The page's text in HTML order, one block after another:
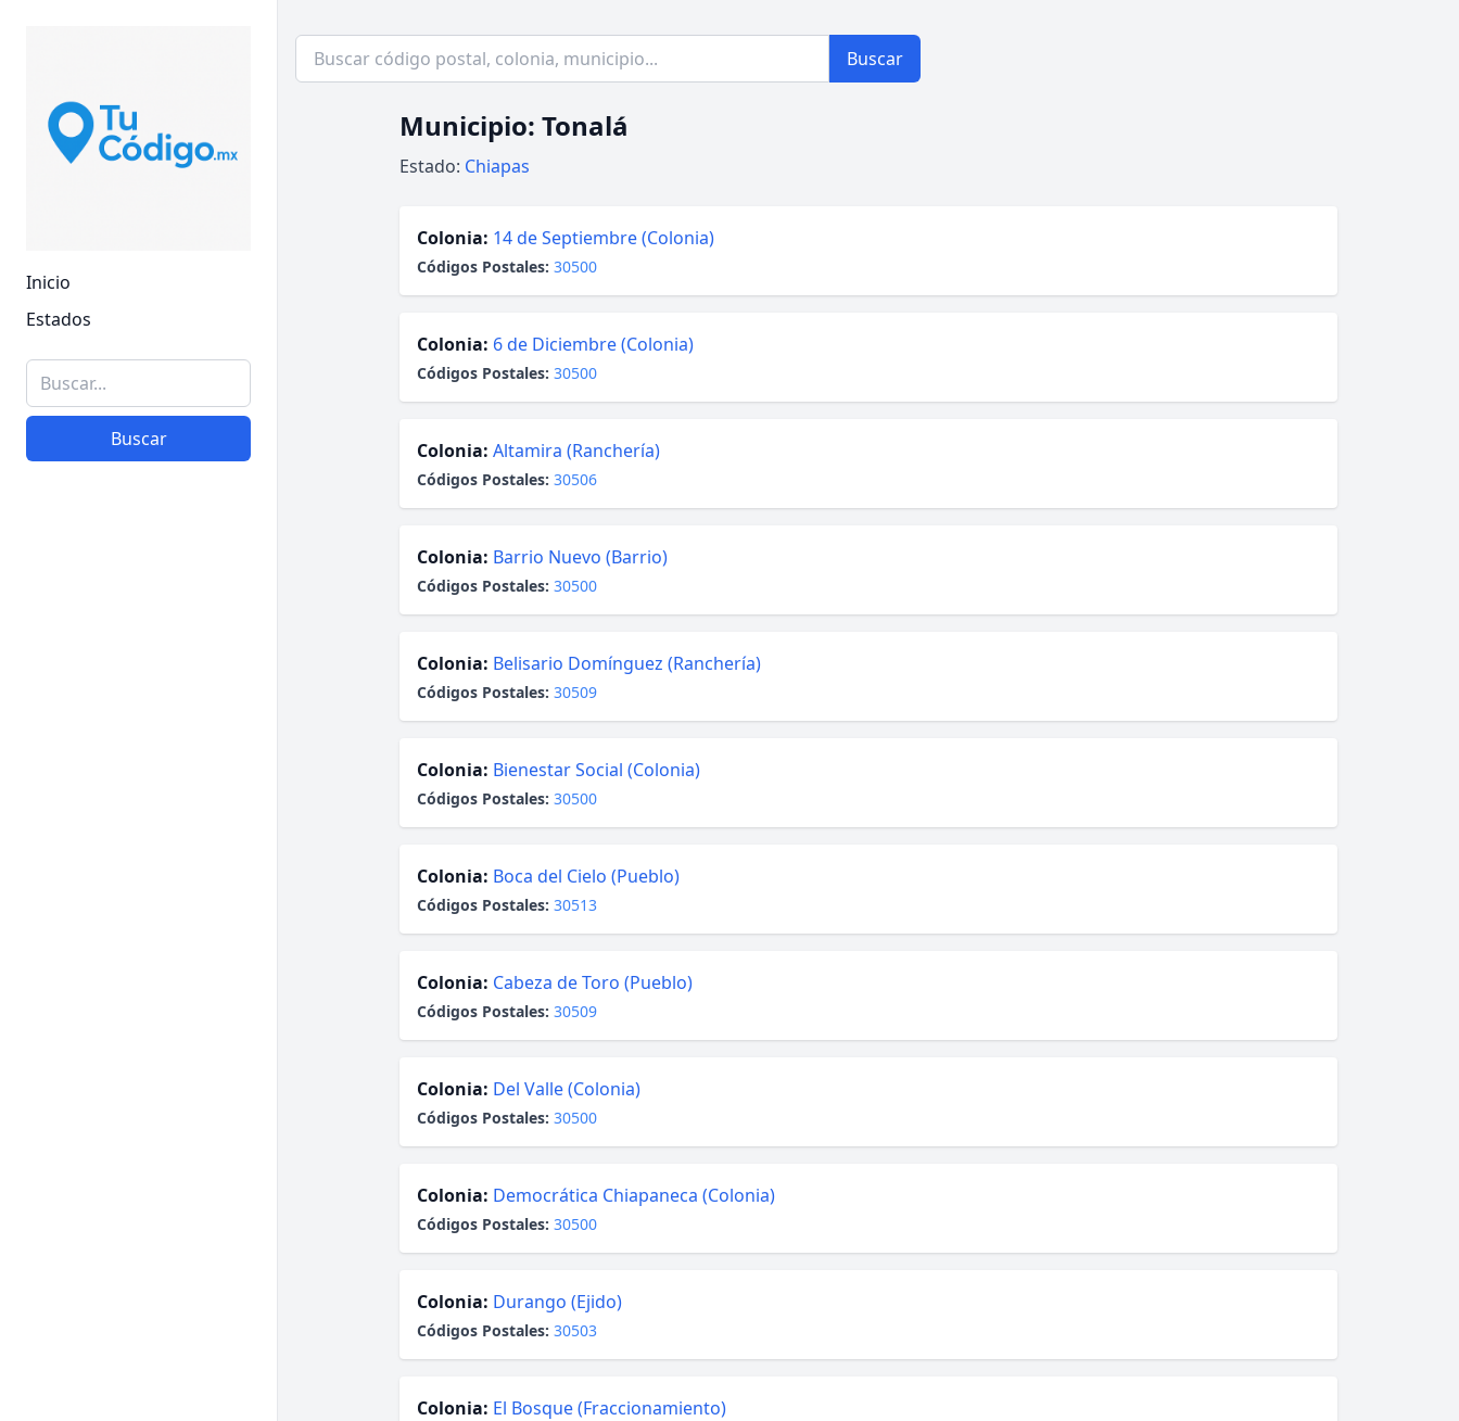
Inicio
Estados
Buscar
Buscar
Municipio: Tonalá
Estado: Chiapas
Colonia: 14 de Septiembre (Colonia)
Códigos Postales: 30500
Colonia: 6 de Diciembre (Colonia)
Códigos Postales: 30500
Colonia: Altamira (Ranchería)
Códigos Postales: 30506
Colonia: Barrio Nuevo (Barrio)
Códigos Postales: 30500
Colonia: Belisario Domínguez (Ranchería)
Códigos Postales: 30509
Colonia: Bienestar Social (Colonia)
Códigos Postales: 30500
Colonia: Boca del Cielo (Pueblo)
Códigos Postales: 30513
Colonia: Cabeza de Toro (Pueblo)
Códigos Postales: 30509
Colonia: Del Valle (Colonia)
Códigos Postales: 30500
Colonia: Democrática Chiapaneca (Colonia)
Códigos Postales: 30500
Colonia: Durango (Ejido)
Códigos Postales: 30503
Colonia: El Bosque (Fraccionamiento)